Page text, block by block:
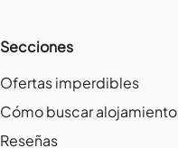
Secciones
Ofertas imperdibles
Cómo buscar alojamiento
Reseñas